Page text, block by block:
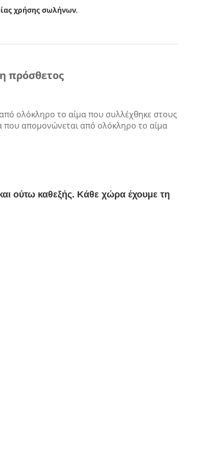
χρήσης σωλήνων,
πρόσθετος
ολόκληρο το αίμα που συλλέχθηκε στους
που απομονώνεται από ολόκληρο το αίμα
ούτω καθεξής. Κάθε χώρα έχουμε τη